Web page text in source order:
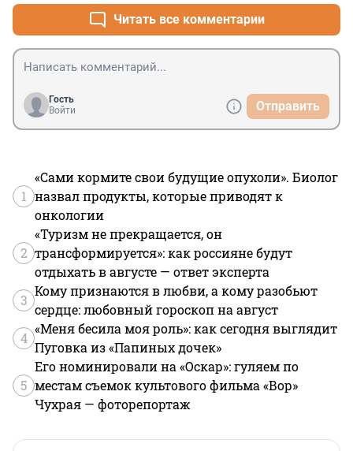
Читать все комментарии
Гость
Войти
Отправить
1
«Сами кормите свои будущие опухоли». Биолог
назвал продукты, которые приводят к
онкологии
2
«Туризм не прекращается, он
трансформируется»: как россияне будут
отдыхать в августе — ответ эксперта
3
Кому признаются в любви, а кому разобьют
сердце: любовный гороскоп на август
4
«Меня бесила моя роль»: как сегодня выглядит
Пуговка из «Папиных дочек»
5
Его номинировали на «Оскар»: гуляем по
местам съемок культового фильма «Вор»
Чухрая — фоторепортаж